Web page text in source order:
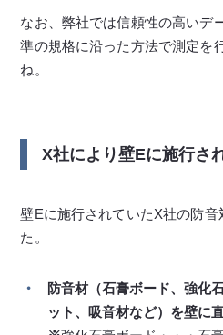
なお、弊社では信頼性の高いデ
準の規格に沿った方法で測定を
ね。
X社により壁Eに施行さ
壁Eに施行されていたX社の防
た。
防音材（石膏ボード、強化
ット、吸音材など）を壁に